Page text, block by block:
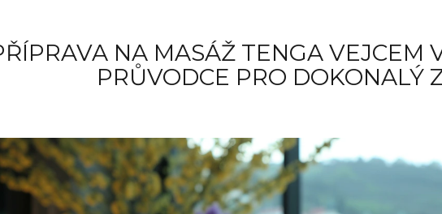
NA MASÁŽ TENGA VEJCEM
PRŮVODCE PRO DOKONALÝ